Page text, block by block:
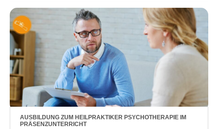
AUSBILDUNG ZUM HEILPRAKTIKER PSYCHOTHERAPIE IM
PRÄSENZUNTERRICHT